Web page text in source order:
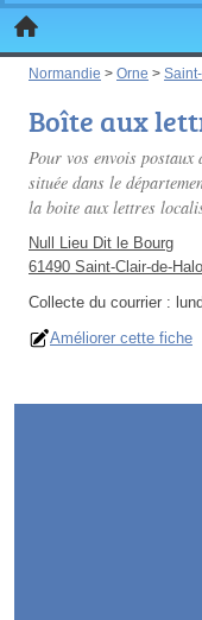
Normandie > Orne >
Boîte aux
Pour vos envois
située dans le
la boite aux lettres
Null Lieu Dit le Bourg
61490 Saint-Clair-de-
Collecte du courrier :
Améliorer cette fiche